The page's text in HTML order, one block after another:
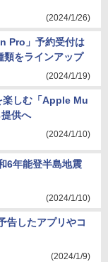
(2024/1/26)
Pro」予約受付は
類をラインアップ
(2024/1/19)
楽しむ「Apple Mu
供へ
(2024/1/10)
6年能登半島地震
(2024/1/10)
したアプリやコ
(2024/1/9)